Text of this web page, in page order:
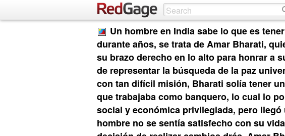
Un hombre en India sabe lo que es
durante años, se trata de Amar Bharati,
su brazo derecho en lo alto para honrar a
de representar la búsqueda de la paz
con tan difícil misión, Bharati solía tener
que trabajaba como banquero, lo cual lo
social y económica privilegiada, pero llegó
hombre no se sentía satisfecho con su